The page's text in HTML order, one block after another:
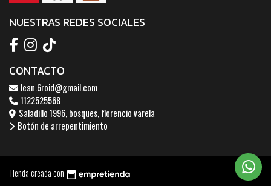
NUESTRAS REDES SOCIALES
CONTACTO
lean.6roid@gmail.com
1122525568
Saladillo 1996, bosques, florencio varela
Botón de arrepentimiento
Tienda creada con